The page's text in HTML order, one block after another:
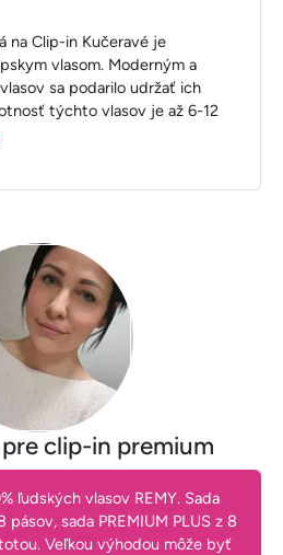
na Clip-in Kučeravé je
vlasom. Moderným a
sa podarilo udržať ich
týchto vlasov je až 6-12
clip-in premium
ľudských vlasov REMY. Sada
pásov, sada PREMIUM PLUS z 8
Veľkou výhodou môže byť